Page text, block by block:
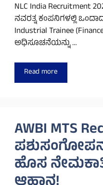
NLC India Recruitment
ನವರತ್ನ ಕಂಪನಿಗಳಲ್ಲಿ
Industrial Trainee
ಅಧಿಸೂಚನೆಯನ್ನು …
Read more
AWBI MTS
ಹೊಸ